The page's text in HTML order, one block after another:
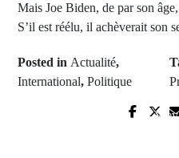
Mais Joe Biden, de par son
S’il est réélu, il achèverait son
Posted in Actualité,
International, Politique